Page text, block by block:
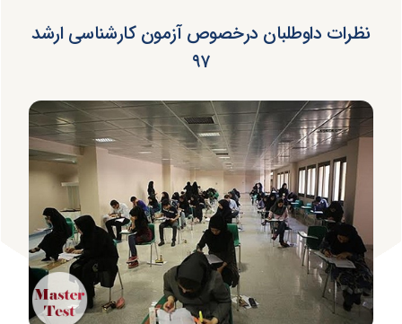
نظرات داوطلبان درخصوص آزمون کارشناسی ارشد
۹۷